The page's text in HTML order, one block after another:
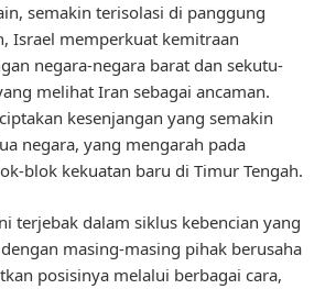
semakin terisolasi di panggung
Israel memperkuat kemitraan
negara-negara barat dan sekutu-
melihat Iran sebagai ancaman.
kesenjangan yang semakin
negara, yang mengarah pada
blok kekuatan baru di Timur Tengah.
terjebak dalam siklus kebencian yang
masing-masing pihak berusaha
posisinya melalui berbagai cara,